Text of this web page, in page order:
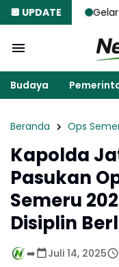
🔲 UPDATE
Gelar Piramida,
Budaya
Beranda Ops
Kapolda
Pasukan
Semeru
Disiplin
➡️ Juli 14, 2025